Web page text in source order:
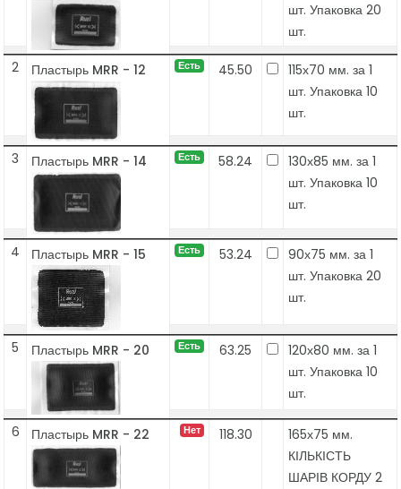
шт. Упаковка 20
шт.
2
Пластырь MRR - 12 Есть 45.50
115х70 мм. за 1
шт. Упаковка 10
шт.
3 Пластырь MRR - 14 Есть 58.24
130х85 мм. за 1
шт. Упаковка 10
шт.
4 Пластырь MRR - 15 Есть 53.24
90х75 мм. за 1
шт. Упаковка 20
шт.
5 Пластырь MRR - 20 Есть 63.25
120х80 мм. за 1
шт. Упаковка 10
шт.
6 Пластырь MRR - 22 Нет 118.30
165х75 мм.
КІЛЬКІСТЬ
ШАРІВ КОРДУ 2